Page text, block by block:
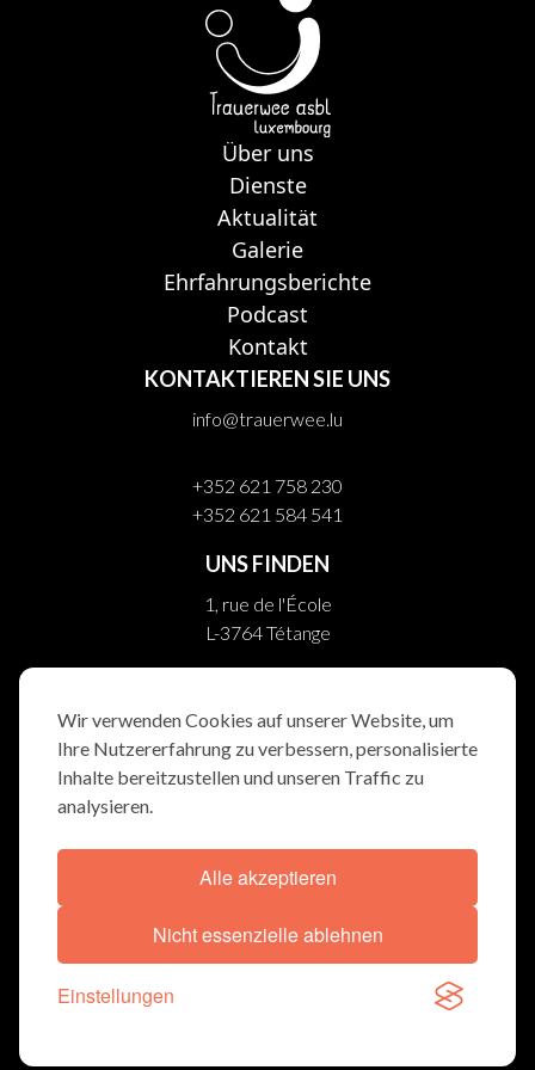
Wir verwenden Cookies auf unserer Website, um
Ihre Nutzererfahrung zu verbessern, personalisierte
Inhalte bereitzustellen und unseren Traffic zu
analysieren.
Alle akzeptieren
Nicht essenzielle ablehnen
Einstellungen
Über uns
Dienste
Aktualität
Galerie
Ehrfahrungsberichte
Podcast
Kontakt
KONTAKTIEREN SIE UNS
info@trauerwee.lu
+352 621 758 230
+352 621 584 541
UNS FINDEN
1, rue de l'École
L-3764 Tétange
L-8710 Boevange/Attert
FOLGEN SIE UNS
ALLGEMEINBEDINGUNGEN
© TRAUERWEE 2026